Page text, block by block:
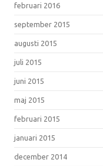
februari 2016
september 2015
augusti 2015
juli 2015
juni 2015
maj 2015
februari 2015
januari 2015
december 2014